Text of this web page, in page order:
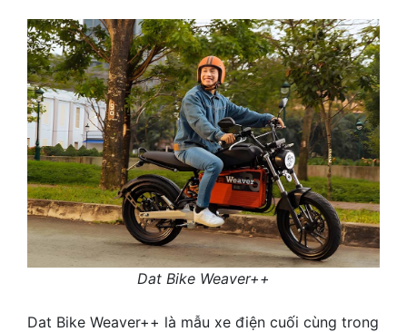
Dat Bike Weaver++
Dat Bike Weaver++ là mẫu xe điện cuối cùng trong